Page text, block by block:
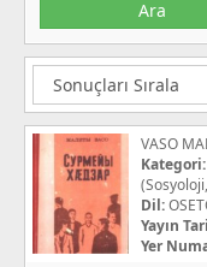
VASO
Kategori:
Dil:
Yayın
Yer